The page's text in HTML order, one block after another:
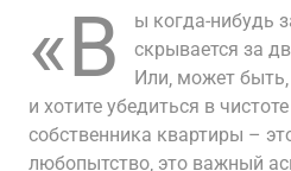
«В
ы когда-нибудь
скрывается за
Или‚ может
и хотите убедиться в
собственника квартиры –
любопытство‚ это важный